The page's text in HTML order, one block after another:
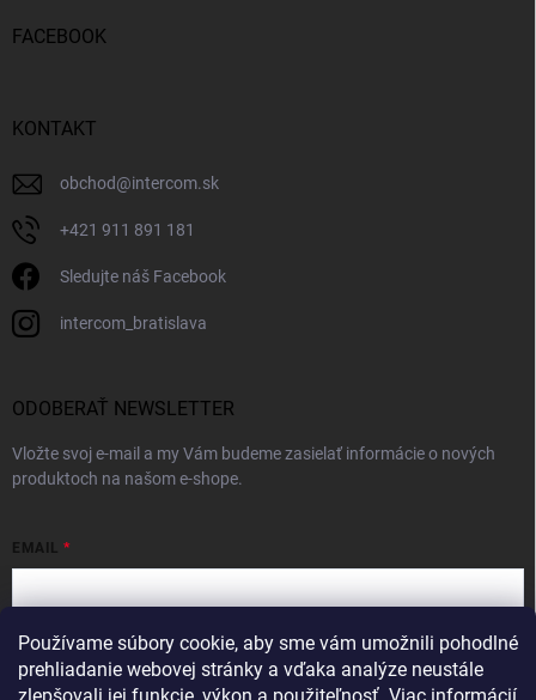
Používame súbory cookie, aby sme vám umožnili pohodlné
prehliadanie webovej stránky a vďaka analýze neustále
FACEBOOK
KONTAKT
obchod@intercom.sk
+421 911 891 181
Sledujte náš Facebook
intercom_bratislava
ODOBERAŤ NEWSLETTER
Vložte svoj e-mail a my Vám budeme zasielať informácie o nových
produktoch na našom e-shope.
EMAIL
Vložením e-mailu súhlasíte spodmienkami ochrany osobných údajov